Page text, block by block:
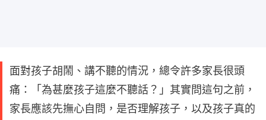
面對孩子胡鬧、講不聽的情況，總令許多家長很頭
痛：「為甚麼孩子這麼不聽話？」其實問這句之前，
家長應該先撫心自問，是否理解孩子，以及孩子真的